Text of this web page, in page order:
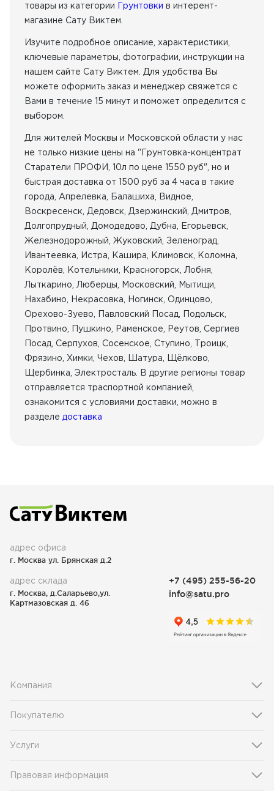
повышает растекаемость наливных полов
способствует равномерному нанесению
снижает расход красок и обойных клеев
товары из категории Грунтовки в интерент-
магазине Сату Виктем.
Изучите подробное описание, характеристики,
ключевые параметры, фотографии, инструкции на
нашем сайте Сату Виктем. Для удобства Вы
можете оформить заказ и менеджер свяжется с
Вами в течение 15 минут и поможет определится с
выбором.
Для жителей Москвы и Московской области у нас
не только низкие цены на "Грунтовка-концентрат
Старатели ПРОФИ, 10л по цене 1550 руб", но и
быстрая доставка от 1500 руб за 4 часа в такие
города, Апрелевка, Балашиха, Видное,
Воскресенск, Дедовск, Дзержинский, Дмитров,
Долгопрудный, Домодедово, Дубна, Егорьевск,
Железнодорожный, Жуковский, Зеленоград,
Ивантеевка, Истра, Кашира, Климовск, Коломна,
Королёв, Котельники, Красногорск, Лобня,
Лыткарино, Люберцы, Московский, Мытищи,
Нахабино, Некрасовка, Ногинск, Одинцово,
Орехово-Зуево, Павловский Посад, Подольск,
Протвино, Пушкино, Раменское, Реутов, Сергиев
Посад, Серпухов, Сосенское, Ступино, Троицк,
Фрязино, Химки, Чехов, Шатура, Щёлково,
Щербинка, Электросталь. В другие регионы товар
отправляется траспортной компанией,
ознакомится с условиями доставки, можно в
разделе доставка
адрес офиса
г. Москва ул. Брянская д.2
адрес склада
г. Москва, д.Саларьево,ул.
Картмазовская д. 46
+7 (495) 255-56-20
info@satu.pro
Компания
Покупателю
Услуги
Правовая информация